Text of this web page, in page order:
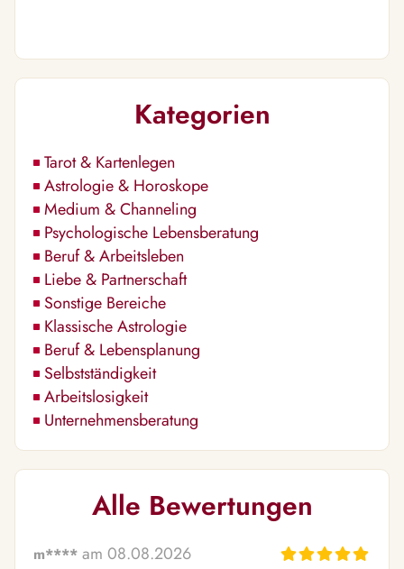
Kategorien
Tarot & Kartenlegen
Astrologie & Horoskope
Medium & Channeling
Psychologische Lebensberatung
Beruf & Arbeitsleben
Liebe & Partnerschaft
Sonstige Bereiche
Klassische Astrologie
Beruf & Lebensplanung
Selbstständigkeit
Arbeitslosigkeit
Unternehmensberatung
Alle Bewertungen
m**** am 08.08.2026